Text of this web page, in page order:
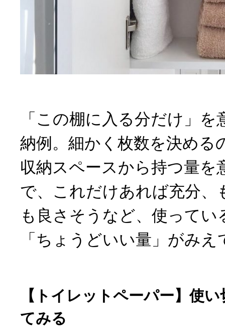
「この棚に入る分だけ」
納例。細かく枚数を決める
収納スペースから持つ量を
で、これだけあれば充分、
も良さそうなど、使ってい
「ちょうどいい量」がみ
【トイレットペーパー】使
てみる